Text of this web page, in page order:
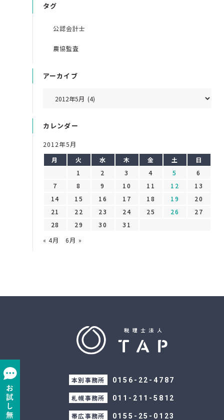
タグ
公認会計士
農協監査
アーカイブ
カレンダー
2012年5月
月
火 水 木 金 土
日
1
2 3 4 5
6
7
8 9 10 11 12
13
14
15 16 17 18 19
20
21
22 23 24 25 26
27
28
29 30
31
« 4月
6月 »
本別事務所 0156-22-4787
札幌事務所 011-211-5812
帯広事務所 0155-25-0123